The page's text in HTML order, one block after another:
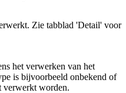
Zie tabblad 'Detail' voor
het verwerken van het
is bijvoorbeeld onbekend of
verwerkt worden.